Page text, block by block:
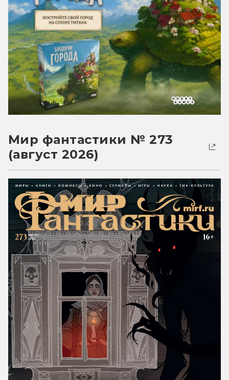
Мир фантастики № 273
(август 2026)